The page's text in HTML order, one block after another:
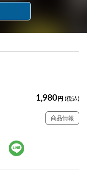
1,980 円 (税込)
商品情報